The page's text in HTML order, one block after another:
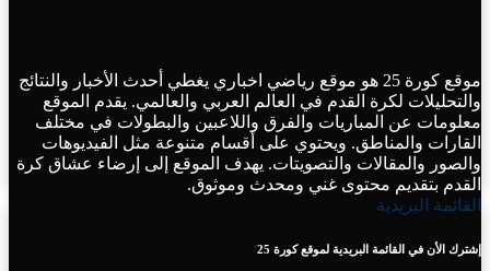
موقع كورة 25 هو موقع رياضي اخباري يغطي أحدث الأخبار والنتائج
والتحليلات لكرة القدم في العالم العربي والعالمي. يقدم الموقع
معلومات عن المباريات والفرق واللاعبين والبطولات في مختلف
القارات والمناطق. ويحتوي على أقسام متنوعة مثل الفيديوهات
والصور والمقالات والتصويتات. يهدف الموقع إلى إرضاء عشاق كرة
القدم بتقديم محتوى غني ومحدث وموثوق.
القائمة البريدية
إشترك الأن في القائمة البريدية لموقع كورة 25